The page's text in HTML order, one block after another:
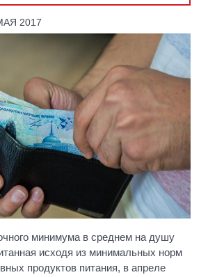
2017
минимума в среднем на душу
исходя из минимальных норм
продуктов питания, в апреле